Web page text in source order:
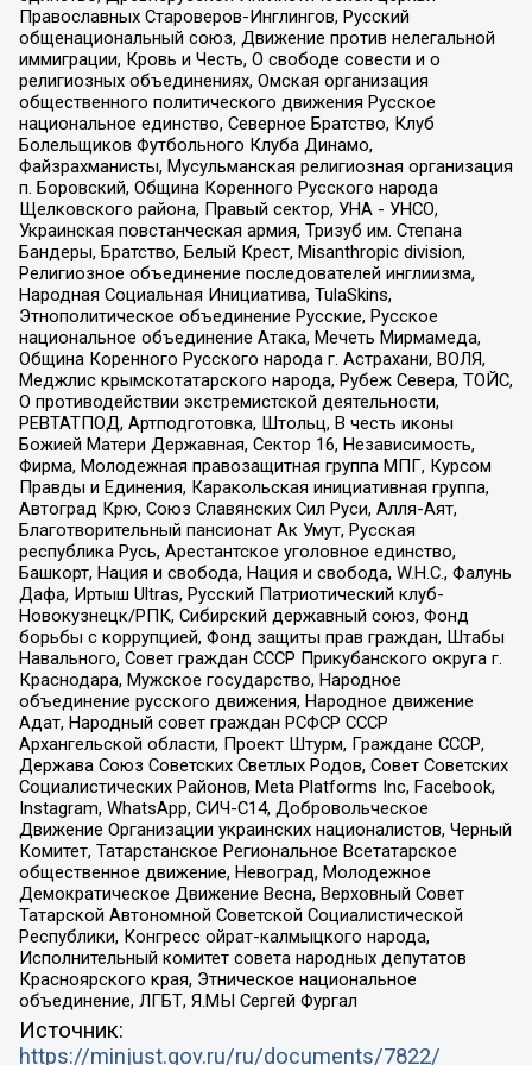
Православных Староверов-Инглингов, Русский
общенациональный союз, Движение против нелегальной
иммиграции, Кровь и Честь, О свободе совести и о
религиозных объединениях, Омская организация
общественного политического движения Русское
национальное единство, Северное Братство, Клуб
Болельщиков Футбольного Клуба Динамо,
Файзрахманисты, Мусульманская религиозная организация
п. Боровский, Община Коренного Русского народа
Щелковского района, Правый сектор, УНА - УНСО,
Украинская повстанческая армия, Тризуб им. Степана
Бандеры, Братство, Белый Крест, Misanthropic division,
Религиозное объединение последователей инглиизма,
Народная Социальная Инициатива, TulaSkins,
Этнополитическое объединение Русские, Русское
национальное объединение Атака, Мечеть Мирмамеда,
Община Коренного Русского народа г. Астрахани, ВОЛЯ,
Меджлис крымскотатарского народа, Рубеж Севера, ТОЙС,
О противодействии экстремистской деятельности,
РЕВТАТПОД, Артподготовка, Штольц, В честь иконы
Божией Матери Державная, Сектор 16, Независимость,
Фирма, Молодежная правозащитная группа МПГ, Курсом
Правды и Единения, Каракольская инициативная группа,
Автоград Крю, Союз Славянских Сил Руси, Алля-Аят,
Благотворительный пансионат Ак Умут, Русская
республика Русь, Арестантское уголовное единство,
Башкорт, Нация и свобода, Нация и свобода, W.H.С., Фалунь
Дафа, Иртыш Ultras, Русский Патриотический клуб-
Новокузнецк/РПК, Сибирский державный союз, Фонд
борьбы с коррупцией, Фонд защиты прав граждан, Штабы
Навального, Совет граждан СССР Прикубанского округа г.
Краснодара, Мужское государство, Народное
объединение русского движения, Народное движение
Адат, Народный совет граждан РСФСР СССР
Архангельской области, Проект Штурм, Граждане СССР,
Держава Союз Советских Светлых Родов, Совет Советских
Социалистических Районов, Meta Platforms Inc, Facebook,
Instagram, WhatsApp, СИЧ-С14, Добровольческое
Движение Организации украинских националистов, Черный
Комитет, Татарстанское Региональное Всетатарское
общественное движение, Невоград, Молодежное
Демократическое Движение Весна, Верховный Совет
Татарской Автономной Советской Социалистической
Республики, Конгресс ойрат-калмыцкого народа,
Исполнительный комитет совета народных депутатов
Красноярского края, Этническое национальное
объединение, ЛГБТ, Я.МЫ Сергей Фургал
Источник:
https://minjust.gov.ru/ru/documents/7822/